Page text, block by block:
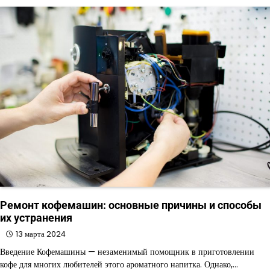
Ремонт кофемашин: основные причины и способы
их устранения
13 марта 2024
Введение Кофемашины — незаменимый помощник в приготовлении
кофе для многих любителей этого ароматного напитка. Однако,…